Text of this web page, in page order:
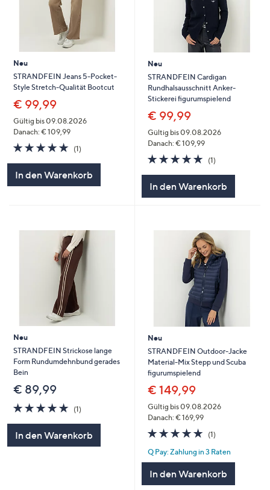
Neu
STRANDFEIN Jeans 5-Pocket-
Style Stretch-Qualität Bootcut
€ 99,99
Gültig bis 09.08.2026
Danach: € 109,99
5.0
von
(1)
In den Warenkorb
Neu
STRANDFEIN Cardigan
Rundhalsausschnitt Anker-
Stickerei figurumspielend
€ 99,99
Gültig bis 09.08.2026
Danach: € 109,99
5.0
von
5
(1)
In den Warenkorb
Neu
STRANDFEIN Strickose lange
Form Rundumdehnbund gerades
Bein
€ 89,99
5.0
von
(1)
In den Warenkorb
Neu
STRANDFEIN Outdoor-Jacke
Material-Mix Stepp und Scuba
figurumspielend
€ 149,99
Gültig bis 09.08.2026
Danach: € 169,99
5.0
von
5
(1)
Q Pay: Zahlung in 3 Raten
In den Warenkorb